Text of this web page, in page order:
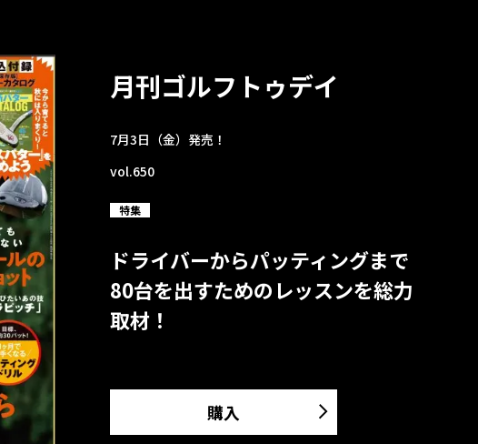
月刊ゴルフトゥデイ
7月3日（金）発売！
vol.650
特集
ドライバーからパッティングまで
80台を出すためのレッスンを総力
取材！
購入